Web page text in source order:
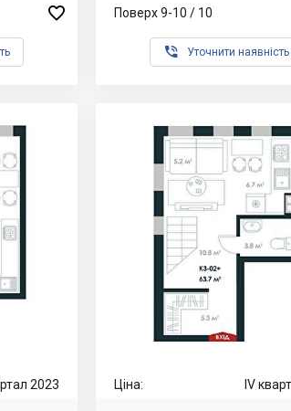
 Поверх 9-10 / 10
 Уточнити наявність
2023 Ціна: IV